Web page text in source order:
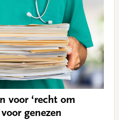
voor ‘recht om
genezen